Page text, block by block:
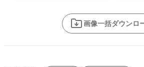
画像一括ダウンロ